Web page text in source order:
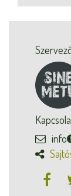
info